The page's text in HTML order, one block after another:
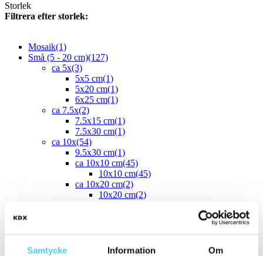
Samtycke Information Om
Storlek
Filtrera efter storlek:
Mosaik(1)
Små (5 - 20 cm)(127)
ca 5x(3)
5x5 cm(1)
5x20 cm(1)
6x25 cm(1)
ca 7.5x(2)
7.5x15 cm(1)
7.5x30 cm(1)
ca 10x(54)
9.5x30 cm(1)
ca 10x10 cm(45)
10x10 cm(45)
ca 10x20 cm(2)
10x20 cm(2)
ca 10x60 cm(1)
10x60 cm(1)